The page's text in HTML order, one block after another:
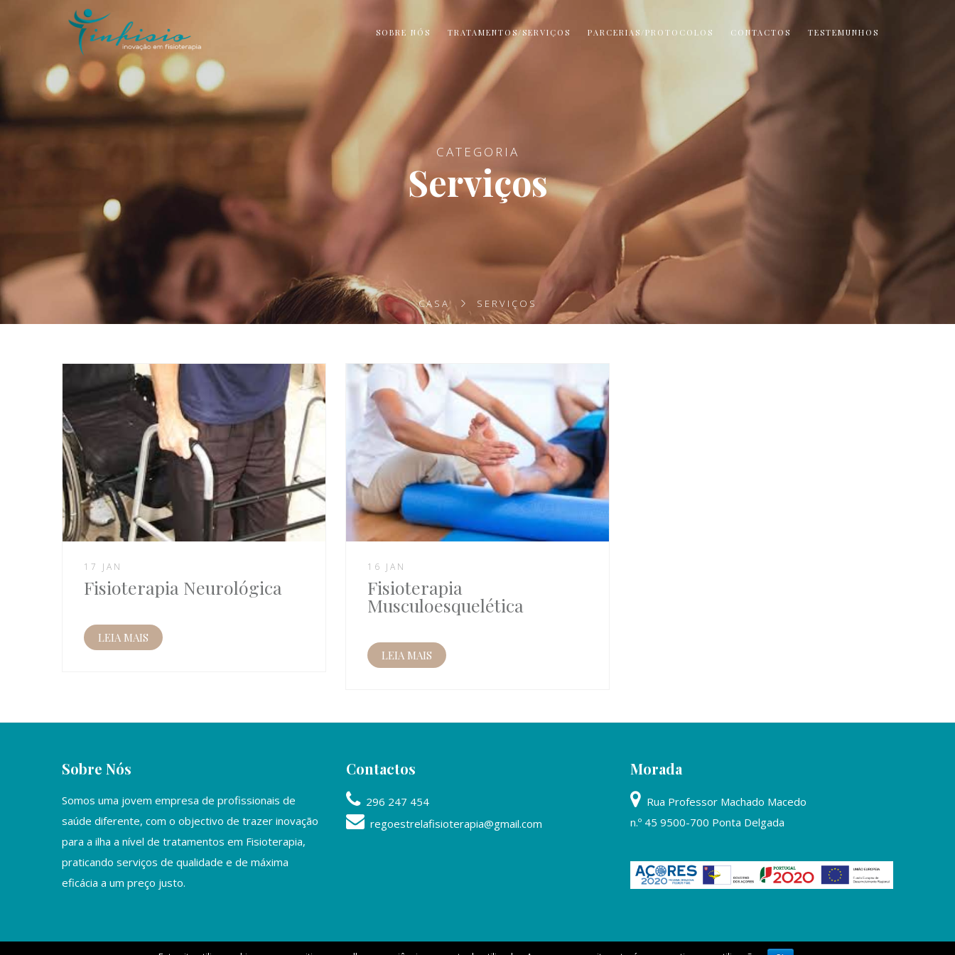
SOBRE NÓS TRATAMENTOS/SERVIÇOS PARCERIAS/PROTOCOLOS CONTACTOS TESTEMUNHOS
CATEGORIA
Serviços
CASA SERVIÇOS
17 JAN
Fisioterapia Neurológica
LEIA MAIS
16 JAN
Fisioterapia
Musculoesquelética
LEIA MAIS
Sobre Nós
Somos uma jovem empresa de profissionais de
saúde diferente, com o objectivo de trazer inovação
para a ilha a nível de tratamentos em Fisioterapia,
praticando serviços de qualidade e de máxima
eficácia a um preço justo.
Contactos
296 247 454
regoestrelafisioterapia@gmail.com
Morada
Rua Professor Machado Macedo
n.º 45 9500-700 Ponta Delgada